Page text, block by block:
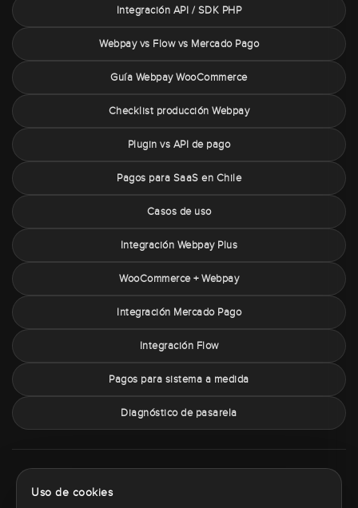
Integración API / SDK PHP
Webpay vs Flow vs Mercado Pago
Guía Webpay WooCommerce
Checklist producción Webpay
Plugin vs API de pago
Pagos para SaaS en Chile
Casos de uso
Integración Webpay Plus
WooCommerce + Webpay
Integración Mercado Pago
Integración Flow
Pagos para sistema a medida
Diagnóstico de pasarela
Política de cookies
Uso de cookies